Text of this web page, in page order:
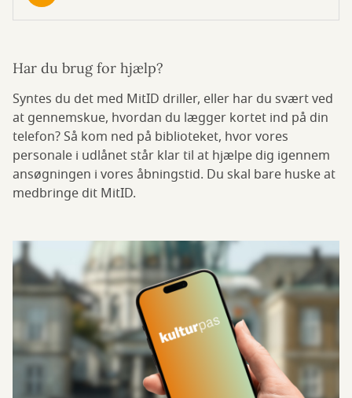
Har du brug for hjælp?
Syntes du det med MitID driller, eller har du svært ved
at gennemskue, hvordan du lægger kortet ind på din
telefon? Så kom ned på biblioteket, hvor vores
personale i udlånet står klar til at hjælpe dig igennem
ansøgningen i vores åbningstid. Du skal bare huske at
medbringe dit MitID.